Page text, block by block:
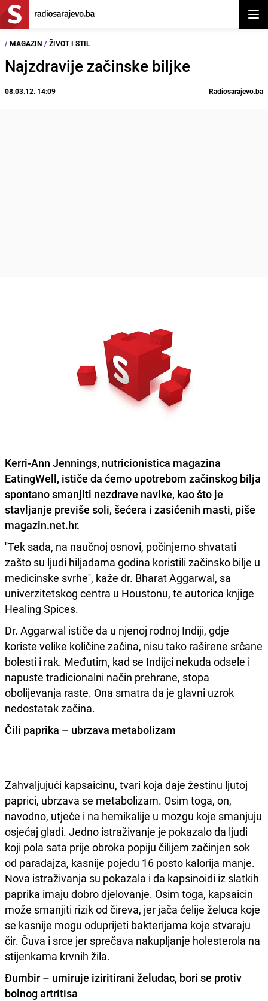
/ MAGAZIN / ŽIVOT I STIL
Najzdravije začinske biljke
08.03.12. 14:09 Radiosarajevo.ba
Kerri-Ann Jennings, nutricionistica magazina
EatingWell, ističe da ćemo upotrebom začinskog bilja
spontano smanjiti nezdrave navike, kao što je
stavljanje previše soli, šećera i zasićenih masti, piše
magazin.net.hr.
''Tek sada, na naučnoj osnovi, počinjemo shvatati
zašto su ljudi hiljadama godina koristili začinsko bilje u
medicinske svrhe'', kaže dr. Bharat Aggarwal, sa
univerzitetskog centra u Houstonu, te autorica knjige
Healing Spices.
Dr. Aggarwal ističe da u njenoj rodnoj Indiji, gdje
koriste velike količine začina, nisu tako raširene srčane
bolesti i rak. Međutim, kad se Indijci nekuda odsele i
napuste tradicionalni način prehrane, stopa
obolijevanja raste. Ona smatra da je glavni uzrok
nedostatak začina.
Čili paprika – ubrzava metabolizam
Zahvaljujući kapsaicinu, tvari koja daje žestinu ljutoj
paprici, ubrzava se metabolizam. Osim toga, on,
navodno, utječe i na hemikalije u mozgu koje smanjuju
osjećaj gladi. Jedno istraživanje je pokazalo da ljudi
koji pola sata prije obroka popiju čilijem začinjen sok
od paradajza, kasnije pojedu 16 posto kalorija manje.
Nova istraživanja su pokazala i da kapsinoidi iz slatkih
paprika imaju dobro djelovanje. Osim toga, kapsaicin
može smanjiti rizik od čireva, jer jača ćelije želuca koje
se kasnije mogu oduprijeti bakterijama koje stvaraju
čir. Čuva i srce jer sprečava nakupljanje holesterola na
stijenkama krvnih žila.
Đumbir – umiruje iziritirani želudac, bori se protiv
bolnog artritisa